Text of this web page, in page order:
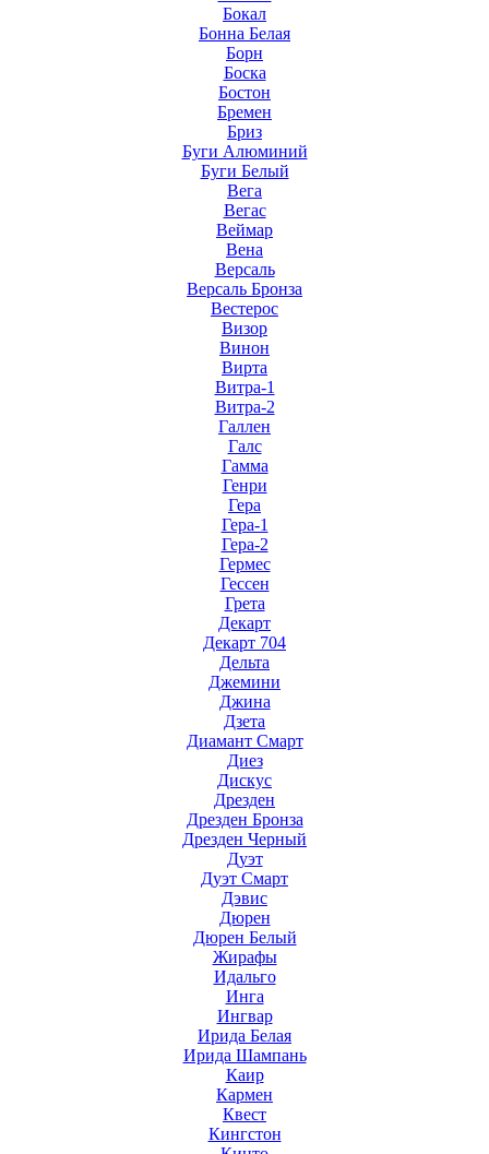
Бокал
Бонна Белая
Борн
Боска
Бостон
Бремен
Бриз
Буги Алюминий
Буги Белый
Вега
Вегас
Веймар
Вена
Версаль
Версаль Бронза
Вестерос
Визор
Винон
Вирта
Витра-1
Витра-2
Галлен
Галс
Гамма
Генри
Гера
Гера-1
Гера-2
Гермес
Гессен
Грета
Декарт
Декарт 704
Дельта
Джемини
Джина
Дзета
Диамант Смарт
Диез
Дискус
Дрезден
Дрезден Бронза
Дрезден Черный
Дуэт
Дуэт Смарт
Дэвис
Дюрен
Дюрен Белый
Жирафы
Идальго
Инга
Ингвар
Ирида Белая
Ирида Шампань
Каир
Кармен
Квест
Кингстон